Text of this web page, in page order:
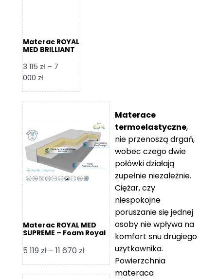
Materac ROYAL
MED BRILLIANT
3 115 zł – 7
000 złZakres
od
7
000 zł
Materac ROYAL MED
SUPREME – Foam Royal
5 119 zł – 11 670 złZakres
cen:
od
Materace
termoelastyczne,
nie przenoszą drgań,
wobec czego dwie
połówki działają
zupełnie niezależnie.
Ciężar, czy
niespokojne
poruszanie się jednej
osoby nie wpływa na
komfort snu drugiego
użytkownika.
Powierzchnia
materaca